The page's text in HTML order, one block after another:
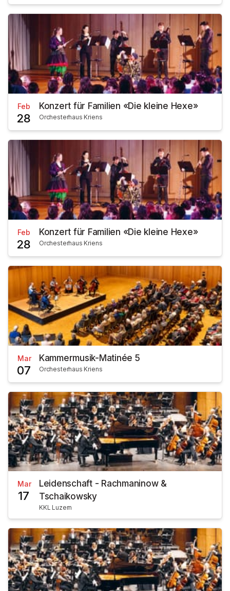
Feb
28
Konzert für Familien «Die kleine Hexe»
Orchesterhaus Kriens
Feb
28
Konzert für Familien «Die kleine Hexe»
Orchesterhaus Kriens
Mar
07
Kammermusik-Matinée 5
Orchesterhaus Kriens
Mar
17
Leidenschaft - Rachmaninow &
Tschaikowsky
KKL Luzern